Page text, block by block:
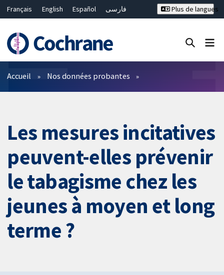
Français English Español
فارسی
Bahasa Malaysia
ไทย
繁體中文
简体中文
Plus de langues
Filtres
Accueil Nos données probantes
Les mesures incitatives
peuvent-elles prévenir
le tabagisme chez les
jeunes à moyen et long
terme ?